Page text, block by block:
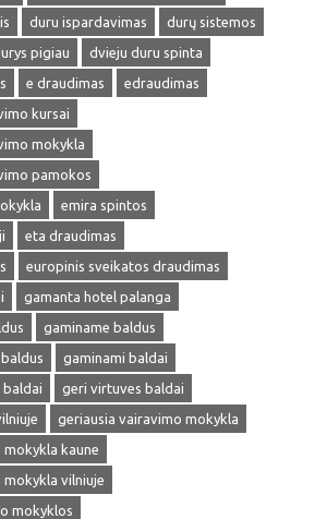
duru ispardavimas
durų sistemos
pigiau
dvieju duru spinta
e draudimas
edraudimas
kursai
mokykla
pamokos
emira spintos
eta draudimas
europinis sveikatos draudimas
gamanta hotel palanga
gaminame baldus
gaminami baldai
baldai
geri virtuves baldai
geriausia vairavimo mokykla
kaune
vilniuje
mokyklos